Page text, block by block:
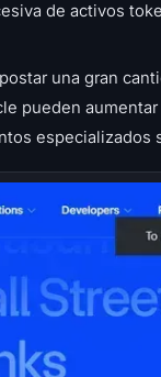
de activos
una gran
pueden
especializados